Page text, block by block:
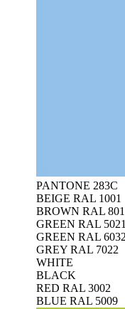
PANTONE 283C
BEIGE RAL 1001
BROWN RAL
GREEN RAL 5021
GREEN RAL 6032
GREY RAL 7022
WHITE
BLACK
RED RAL 3002
BLUE RAL 5009